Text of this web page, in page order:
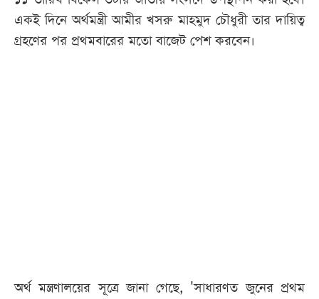
বিভাগ
ছবি
একই দিনে অর্থমন্ত্রী আমীর খসরু মাহমুদ চৌধুরী তার দায়িত্ব
গ্রহণের পর প্রথমবারের মতো বাজেট পেশ করবেন।
অর্থ মন্ত্রণালয়ের সূত্রে জানা গেছে, 'সাধারণত জুনের প্রথম